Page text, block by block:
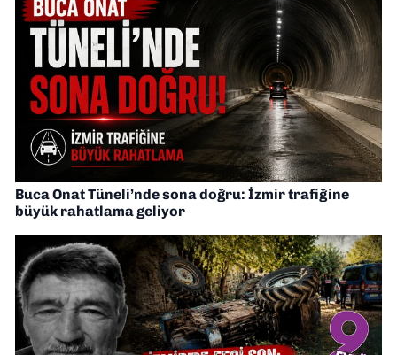
Buca Onat Tüneli’nde sona doğru: İzmir trafiğine
büyük rahatlama geliyor